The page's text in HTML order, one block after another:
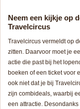
Neem een kijkje op
Travelcircus
Travelcircus vermeldt op
zitten. Daarvoor moet je
actie die past bij het
boeken of een ticket voor
ook niet dat je bij
zijn combideals, waarbij
een attractie.